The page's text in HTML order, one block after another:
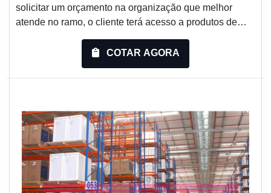
solicitar um orçamento na organização que melhor
atende no ramo, o cliente terá acesso a produtos de
primeira linha e um suporte completo, do contato inicial
ao pós-venda.MAIS DETALHES SOBRE PORTA
PALETES LOGÍSTICASe alguém pesquisar porta
paletes logística em uma empresa altamente
empresa t...
COTAR AGORA